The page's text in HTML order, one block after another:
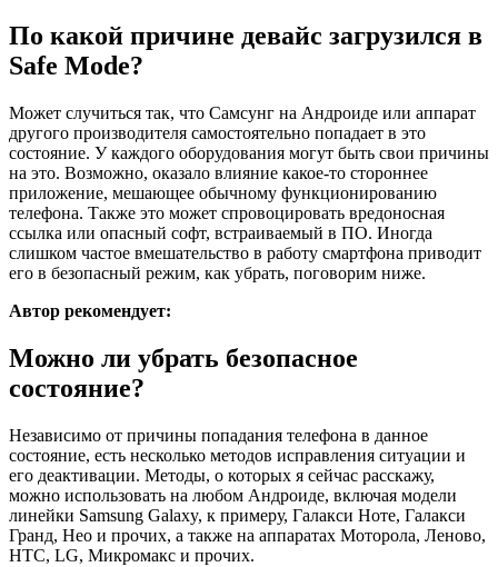
По какой причине девайс загрузился в
Safe Mode?
Может случиться так, что Самсунг на Андроиде или аппарат
другого производителя самостоятельно попадает в это
состояние. У каждого оборудования могут быть свои причины
на это. Возможно, оказало влияние какое-то стороннее
приложение, мешающее обычному функционированию
телефона. Также это может спровоцировать вредоносная
ссылка или опасный софт, встраиваемый в ПО. Иногда
слишком частое вмешательство в работу смартфона приводит
его в безопасный режим, как убрать, поговорим ниже.
Автор рекомендует:
Можно ли убрать безопасное
состояние?
Независимо от причины попадания телефона в данное
состояние, есть несколько методов исправления ситуации и
его деактивации. Методы, о которых я сейчас расскажу,
можно использовать на любом Андроиде, включая модели
линейки Samsung Galaxy, к примеру, Галакси Ноте, Галакси
Гранд, Нео и прочих, а также на аппаратах Моторола, Леново,
HTC, LG, Микромакс и прочих.